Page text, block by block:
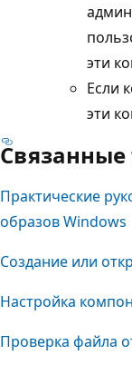
эти
Если
эти
Практические
образов Windows
Создание или
Настройка
Проверка файла